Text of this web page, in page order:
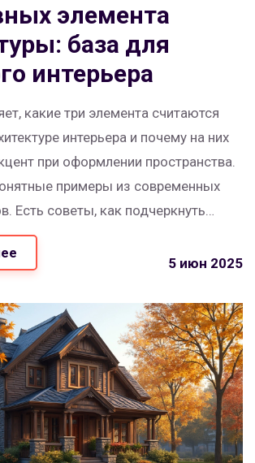
элемента
база для
интерьера
какие три элемента считаются
интерьера и почему на них
при оформлении пространства.
примеры из современных
Есть советы, как подчеркнуть
и не перегрузить помещение.
тем, кто планирует ремонт или
как новичкам, так и тем, кто
трендами декора.
5 июн 2025